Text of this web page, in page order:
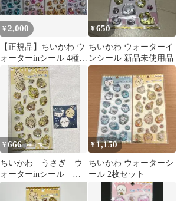
¥ 2,000
【正規品】ちいかわ ウ
ォーターinシール 4種セ
ット
¥650
ちいかわ ウォーターイ
ンシール 新品未使用品
¥666
ちいかわ うさぎ ウ
ォーターinシール ス
テッカー
¥1,150
ちいかわ ウォーターシ
ール 2枚セット